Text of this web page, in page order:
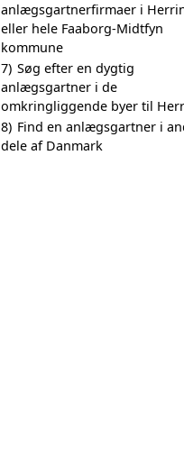
anlægsgartnerfirmaer i
eller hele Faaborg-Midtfyn
kommune
7) Søg efter en dygtig
anlægsgartner i de
omkringliggende byer til
8) Find en anlægsgartner i
dele af Danmark